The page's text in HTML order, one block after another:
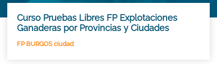
Curso Pruebas Libres FP Explotaciones
Ganaderas por Provincias y Ciudades
FP BURGOS ciudad